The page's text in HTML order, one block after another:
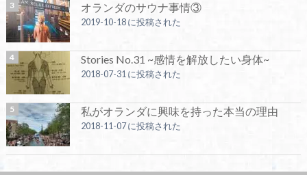
オランダのサウナ事情③
2019-10-18 に投稿された
Stories No.31 ~感情を解放したい身体~
2018-07-31 に投稿された
私がオランダに興味を持った本当の理由
2018-11-07 に投稿された